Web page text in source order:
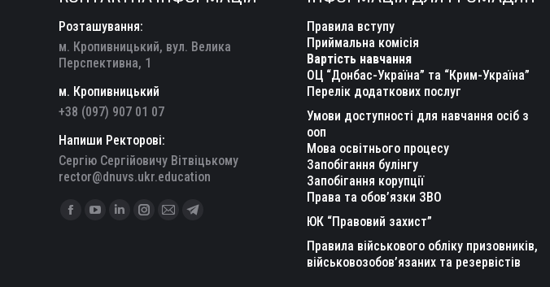
Розташування:
м. Кропивницький, вул. Велика
Перспективна, 1
м. Кропивницький
+38 (097) 907 01 07
Напиши Ректорові:
Сергію Сергійовичу Вітвіцькому
rector@dnuvs.ukr.education
Find us on:
Facebook
YouTubeLinkedinInstagram
Mail
Telegram
Правила вступу
Приймальна комісія
Вартість навчання
ОЦ “Донбас-Україна” та “Крим-Україна”
Перелік додаткових послуг
Умови доступності для навчання осіб з
ооп
Мова освітнього процесу
Запобігання булінгу
Запобігання корупції
Права та обов’язки ЗВО
ЮК “Правовий захист”
Правила військового обліку призовників,
військовозобов’язаних та резервістів